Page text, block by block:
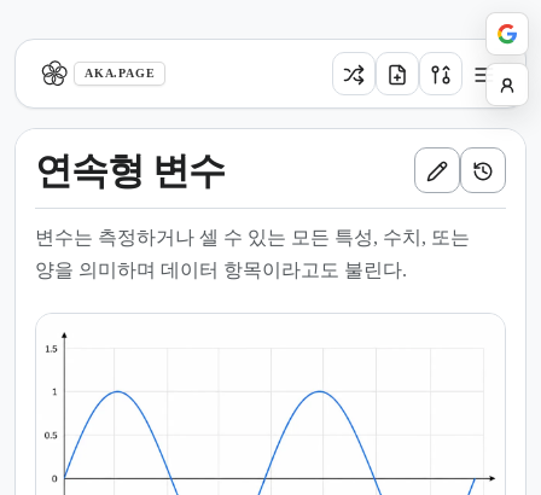
AKA.PAGE
연속형 변수
변수는 측정하거나 셀 수 있는 모든 특성, 수치, 또는
양을 의미하며 데이터 항목이라고도 불린다.